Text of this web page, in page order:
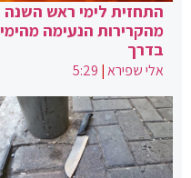
התחזית לימי ראש
מהקרירות הנעימה
בדרך
אלי שפירא|
5:29